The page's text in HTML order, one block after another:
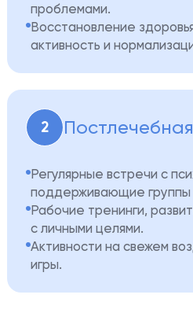
проблемами.
Восстановление
активность и
2
Регулярные встречи с
поддерживающие группы
Рабочие тренинги,
с личными целями.
Активности на свежем
игры.